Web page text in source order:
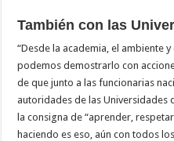
También con las
“Desde la academia, el ambiente
podemos demostrarlo con
de que junto a las funcionarias
autoridades de las Universidades
la consigna de “aprender,
haciendo es eso, aún con todos